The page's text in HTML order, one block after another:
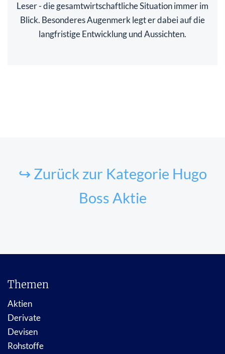
Leser - die gesamtwirtschaftliche Situation immer im
Blick. Besonderes Augenmerk legt er dabei auf die
langfristige Entwicklung und Aussichten.
↪ Zurück zur Kategorie Hugo
Boss Aktie
Themen
Aktien
Derivate
Devisen
Rohstoffe